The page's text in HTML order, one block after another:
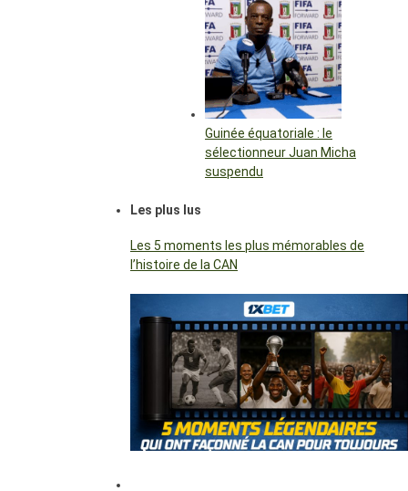
Guinée équatoriale : le
sélectionneur Juan Micha
suspendu
Les plus lus
Les 5 moments les plus mémorables de
l’histoire de la CAN